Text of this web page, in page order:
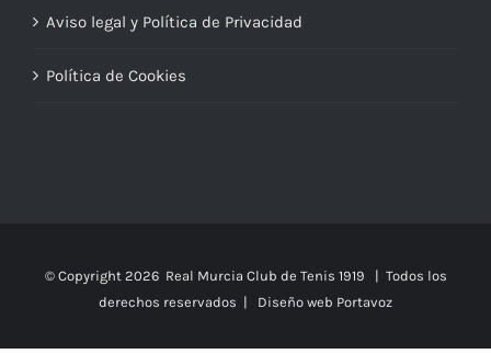
Aviso legal y Política de Privacidad
Política de Cookies
© Copyright
2026 Real Murcia Club de Tenis 1919 | Todos los
derechos reservados | Diseño web Portavoz